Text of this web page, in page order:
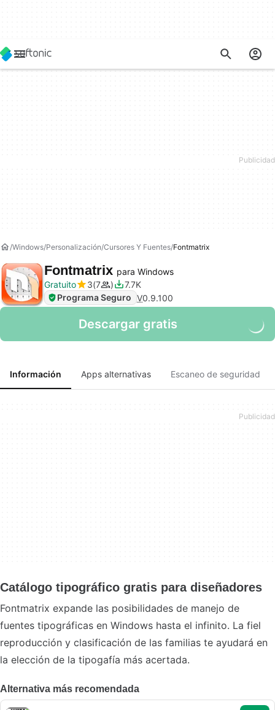
Windows Personalización Cursores Y Fuentes Fontmatrix
Fontmatrix para Windows
Gratuito
3 7
7.7K
Programa Seguro V0.9.100
Descargar gratis
Información Apps alternativas Escaneo de seguridad
Catálogo tipográfico gratis para diseñadores
Fontmatrix expande las posibilidades de manejo de
fuentes tipográficas en Windows hasta el infinito. La fiel
reproducción y clasificación de las familias te ayudará en
la elección de la tipogafía más acertada.
Alternativa más recomendada